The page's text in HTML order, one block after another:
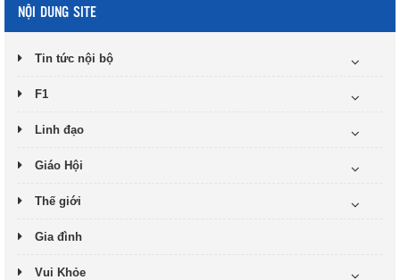
NỘI DUNG SITE
Tin tức nội bộ
F1
Linh đạo
Giáo Hội
Thế giới
Gia đình
Vui Khỏe